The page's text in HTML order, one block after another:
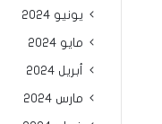
يونيو 2024
مايو 2024
أبريل 2024
مارس 2024